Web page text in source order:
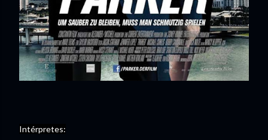
Intérpretes: